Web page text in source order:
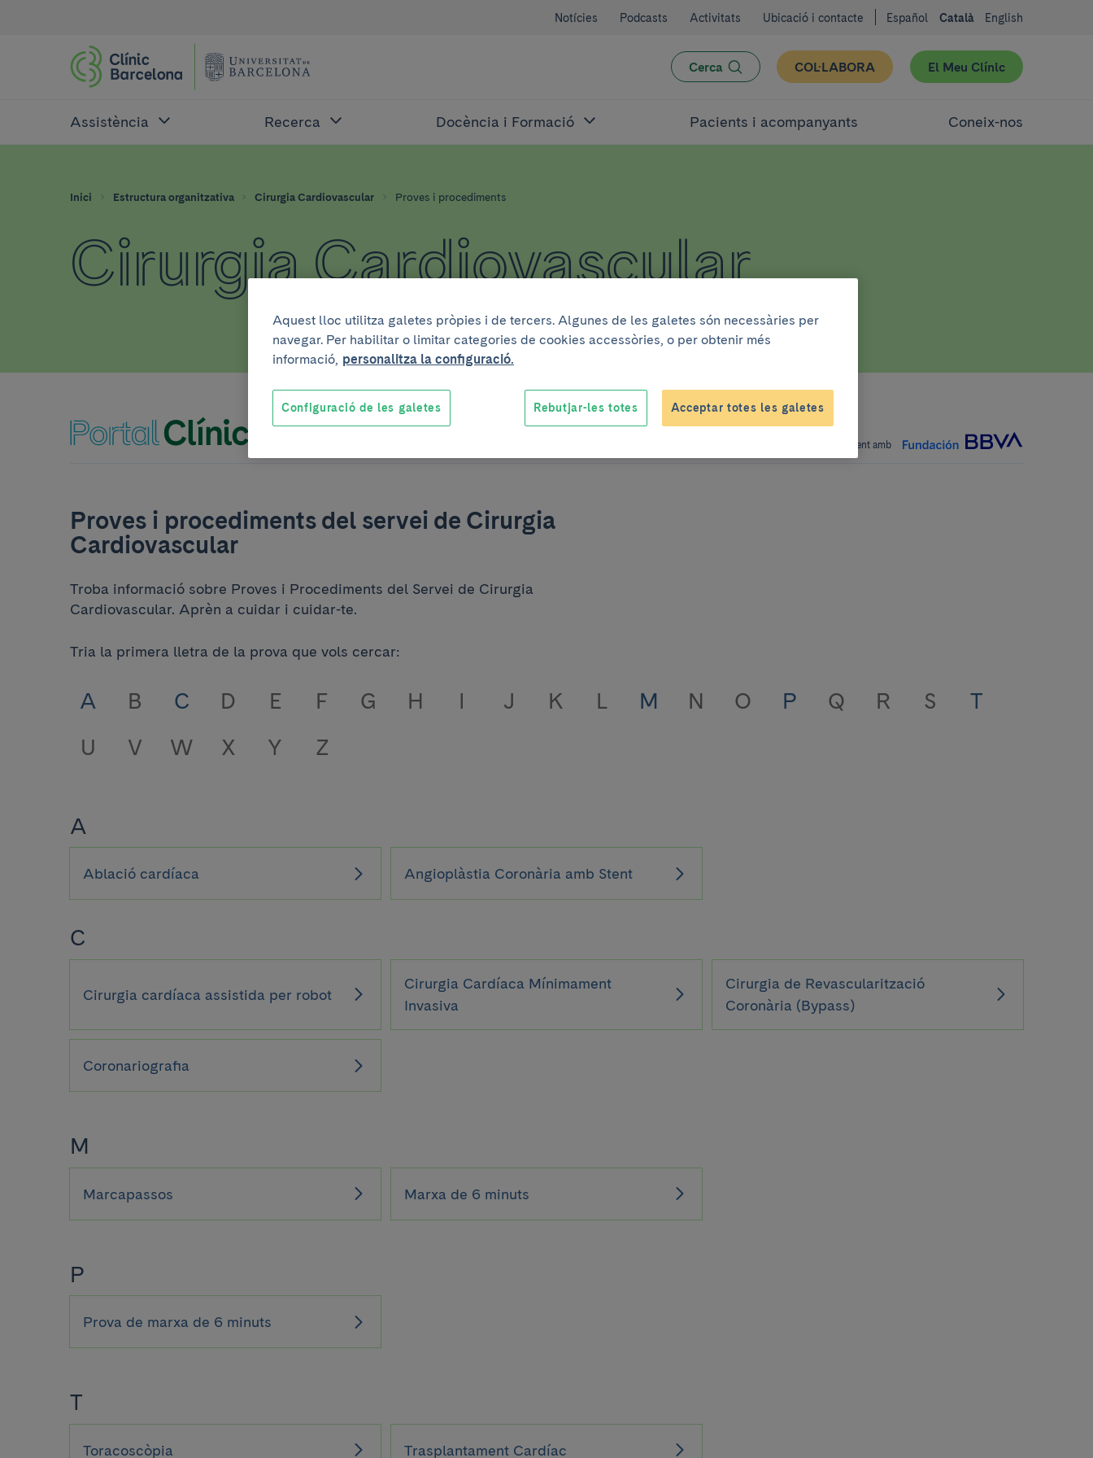
Notícies Podcasts Activitats Ubicació i contacte Español Català English
Cerca COL·LABORA El Meu Clínic
Assistència Recerca Docència i Formació Pacients i acompanyants Coneix-nos
Inici Estructura organitzativa Cirurgia Cardiovascular Proves i procediments
Cirurgia Cardiovascular
Un projecte elaborat conjuntament amb
Proves i procediments del servei de Cirurgia
Cardiovascular
Troba informació sobre Proves i Procediments del Servei de Cirurgia
Cardiovascular. Aprèn a cuidar i cuidar-te.
Tria la primera lletra de la prova que vols cercar:
A B C D E F G H I J K L M N O P Q R S
T
U
V W X Y Z
A
Ablació cardíaca Angioplàstia Coronària amb Stent
C
Cirurgia cardíaca assistida per robot
Cirurgia Cardíaca Mínimament
Invasiva
Cirurgia de Revascularització
Coronària (Bypass)
Coronariografia
M
Marcapassos Marxa de 6 minuts
P
Prova de marxa de 6 minuts
T
Toracoscòpia Trasplantament Cardíac
Aquest lloc utilitza galetes pròpies i de tercers. Algunes de les galetes són necessàries per
navegar. Per habilitar o limitar categories de cookies accessòries, o per obtenir més
informació, personalitza la configuració.
Rebutjar-les totes Acceptar totes les galetes
Configuració de les galetes